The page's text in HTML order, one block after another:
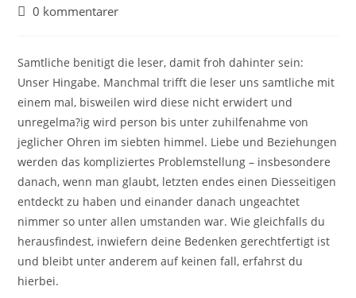
0 kommentarer
Samtliche benitigt die leser, damit froh dahinter sein:
Unser Hingabe. Manchmal trifft die leser uns samtliche mit
einem mal, bisweilen wird diese nicht erwidert und
unregelma?ig wird person bis unter zuhilfenahme von
jeglicher Ohren im siebten himmel. Liebe und Beziehungen
werden das kompliziertes Problemstellung – insbesondere
danach, wenn man glaubt, letzten endes einen Diesseitigen
entdeckt zu haben und einander danach ungeachtet
nimmer so unter allen umstanden war. Wie gleichfalls du
herausfindest, inwiefern deine Bedenken gerechtfertigt ist
und bleibt unter anderem auf keinen fall, erfahrst du
hierbei.